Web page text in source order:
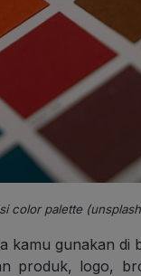
color palette
kamu gunakan di
produk, logo,